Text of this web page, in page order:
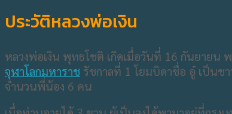
ประวัติหลวงพ่อเงิน
หลวงพ่อเงิน พุทธโชติ เกิดเมื่อวันที่ 16 กันยายน
จุฬา​โลกมหาราช รัชกาลที่ 1 โยมบิดาชื่อ อู๋ เป็นช
จำนวนพี่น้อง 6 คน